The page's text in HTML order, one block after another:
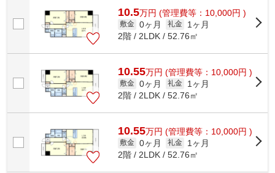
10.5万円 (管理費等：10,000円 )
敷金 0ヶ月 礼金
1ヶ月
2階 / 2LDK / 52.76㎡
10.55万円 (管理費等：10,000円 )
敷金 0ヶ月 礼金
1ヶ月
2階 / 2LDK / 52.76㎡
10.55万円 (管理費等：10,000円 )
敷金 0ヶ月 礼金
1ヶ月
2階 / 2LDK / 52.76㎡